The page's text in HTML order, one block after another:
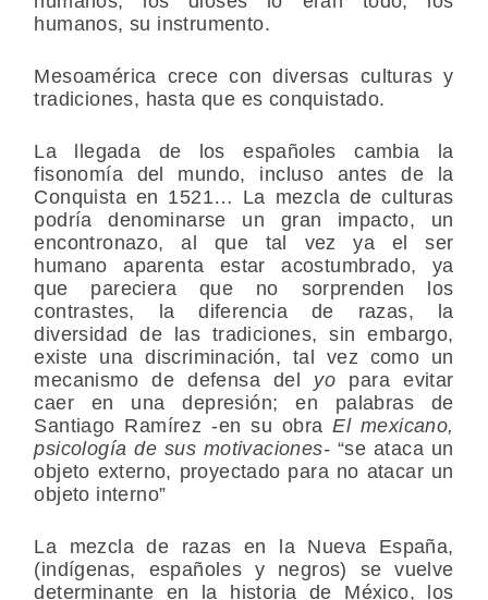
humanos, su instrumento.
Mesoamérica crece con diversas culturas y
tradiciones, hasta que es conquistado.
La llegada de los españoles cambia la
fisonomía del mundo, incluso antes de la
Conquista en 1521… La mezcla de culturas
podría denominarse un gran impacto, un
encontronazo, al que tal vez ya el ser
humano aparenta estar acostumbrado, ya
que pareciera que no sorprenden los
contrastes, la diferencia de razas, la
diversidad de las tradiciones, sin embargo,
existe una discriminación, tal vez como un
mecanismo de defensa del yo para evitar
caer en una depresión; en palabras de
Santiago Ramírez -en su obraEl mexicano,
psicología de sus motivaciones- “se ataca un
objeto externo, proyectado para no atacar un
objeto interno”
La mezcla de razas en la Nueva España,
(indígenas, españoles y negros) se vuelve
determinante en la historia de México, los